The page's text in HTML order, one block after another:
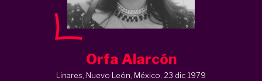
Orfa Alarcón
Linares, Nuevo León, México, 23 dic 1979